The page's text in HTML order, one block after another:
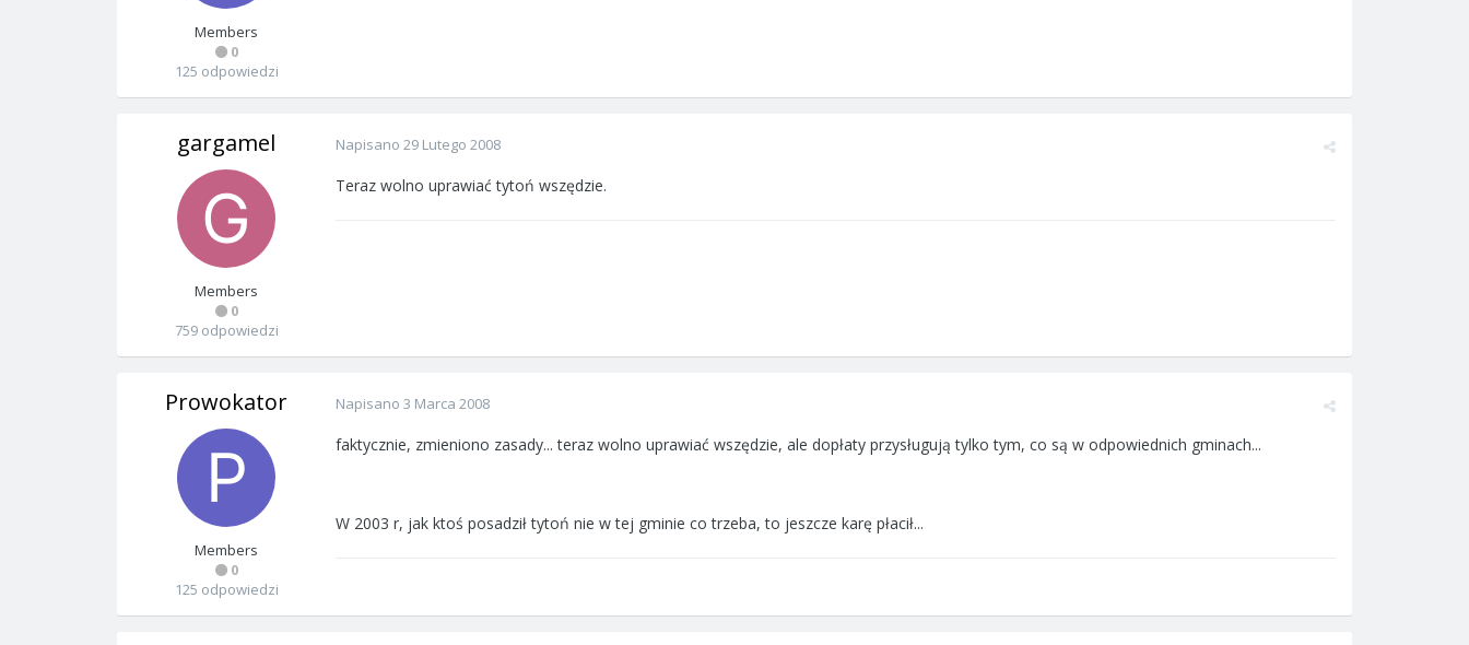
Members
0
125 odpowiedzi
gargamel
Members
0
759 odpowiedzi
Napisano 29 Lutego 2008
Teraz wolno uprawiać tytoń wszędzie.
Prowokator
Members
0
125 odpowiedzi
Napisano 3 Marca 2008
faktycznie, zmieniono zasady... teraz wolno uprawiać wszędzie, ale dopłaty przysługują tylko tym, co są w odpowiednich gminach...
W 2003 r, jak ktoś posadził tytoń nie w tej gminie co trzeba, to jeszcze karę płacił...